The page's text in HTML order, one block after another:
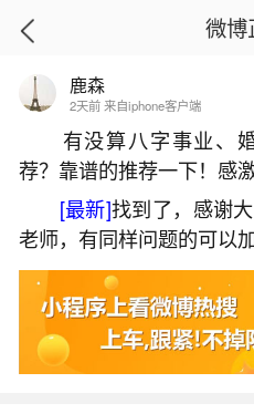
首页
立秋处
2026-06-03
微博
鹿森
2天前 来自iphone客户端
有没算八字事业、婚
荐？靠谱的推荐一下！感激
[最新]找到了，感谢
老师，有同样问题的可以